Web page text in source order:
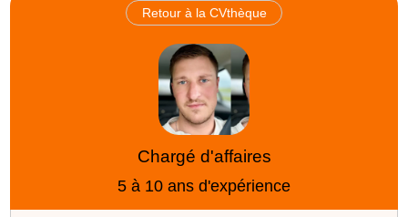
Retour à la CVthèque
Chargé d'affaires
5 à 10 ans d'expérience